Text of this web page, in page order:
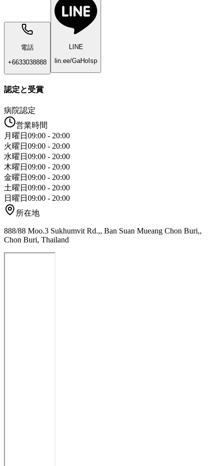
電話
+6633038888
LINE
lin.ee/GaHoIsp
認定と受賞
病院認定
営業時間
月曜日 09:00 - 20:00
火曜日 09:00 - 20:00
水曜日 09:00 - 20:00
木曜日 09:00 - 20:00
金曜日 09:00 - 20:00
土曜日 09:00 - 20:00
日曜日 09:00 - 20:00
所在地
888/88 Moo.3 Sukhumvit Rd.,, Ban Suan Mueang Chon Buri,,
Chon Buri, Thailand